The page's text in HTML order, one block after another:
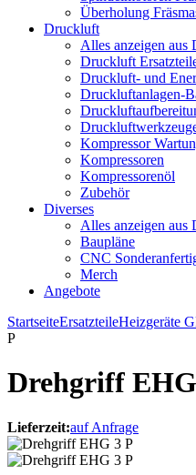
Überholung
Druckluft
Alles anzeigen aus
Druckluft
Druckluft- und
Druckluftanlagen-
Kompressor
Kompressoren
Kompressorenöl
Zubehör
Diverses
Alles anzeigen aus
Baupläne
CNC
Merch
Angebote
StartseiteErsatzteileHeizgeräte
P
Drehgriff
Lieferzeit:auf Anfrage